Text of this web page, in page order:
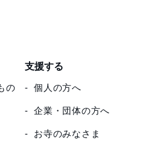
の
支援する
個人の方へ
企業・団体の方へ
お寺のみなさま